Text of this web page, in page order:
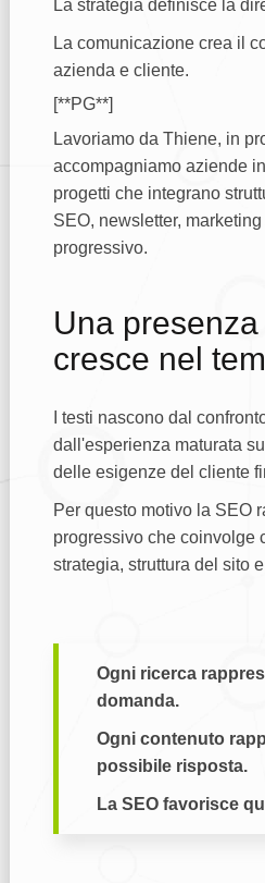
La strategia definisce la
La comunicazione crea il
azienda e cliente.
[**PG**]
Lavoriamo da Thiene, in
accompagniamo aziende
progetti che integrano
SEO, newsletter,
progressivo.
Una
cresce nel
I testi nascono dal
dall'esperienza maturata
delle esigenze del cliente
Per questo motivo la SEO
progressivo che coinvolge
strategia, struttura del sito
Ogni ricerca
domanda.
Ogni contenuto
possibile risposta.
La SEO favorisce